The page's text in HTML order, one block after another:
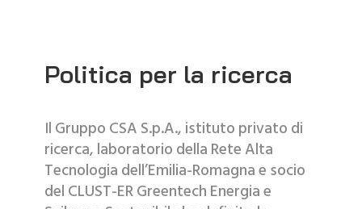
Politica per la ricerca
Il Gruppo CSA S.p.A., istituto privato di
ricerca, laboratorio della Rete Alta
Tecnologia dell’Emilia-Romagna e socio
del CLUST-ER Greentech Energia e